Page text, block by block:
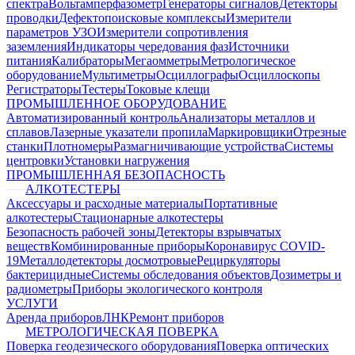
спектраВольтамперфазометрГенераторы сигналовДетекторы
проводкиДефектопоисковые комплексыИзмерители
параметров УЗОИзмерители сопротивления
заземленияИндикаторы чередования фазИсточники
питанияКалибраторыМегаомметрыМетрологическое
оборудованиеМультиметрыОсциллографыОсциллоскопы
РегистраторыТестерыТоковые клещи
ПРОМЫШЛЕННОЕ ОБОРУДОВАНИЕ
Автоматизированный контрольАнализаторы металлов и
сплавовЛазерные указатели пропилаМаркировщикиОтрезные
станкиПлотномерыРазмагничивающие устройстваСистемы
центровкиУстановки нагружения
ПРОМЫШЛЕННАЯ БЕЗОПАСНОСТЬ
АЛКОТЕСТЕРЫ
Аксессуары и расходные материалыПортативные
алкотестерыСтационарные алкотестеры
Безопасность рабочей зоныДетекторы взрывчатых
веществКомбинированные приборыКоронавирус COVID-
19Металлодетекторы досмотровыеРециркуляторы
бактерицидныеСистемы обследования объектовДозиметры и
радиометрыПриборы экологического контроля
УСЛУГИ
Аренда приборовЛНКРемонт приборов
МЕТРОЛОГИЧЕСКАЯ ПОВЕРКА
Поверка геодезического оборудованияПоверка оптических